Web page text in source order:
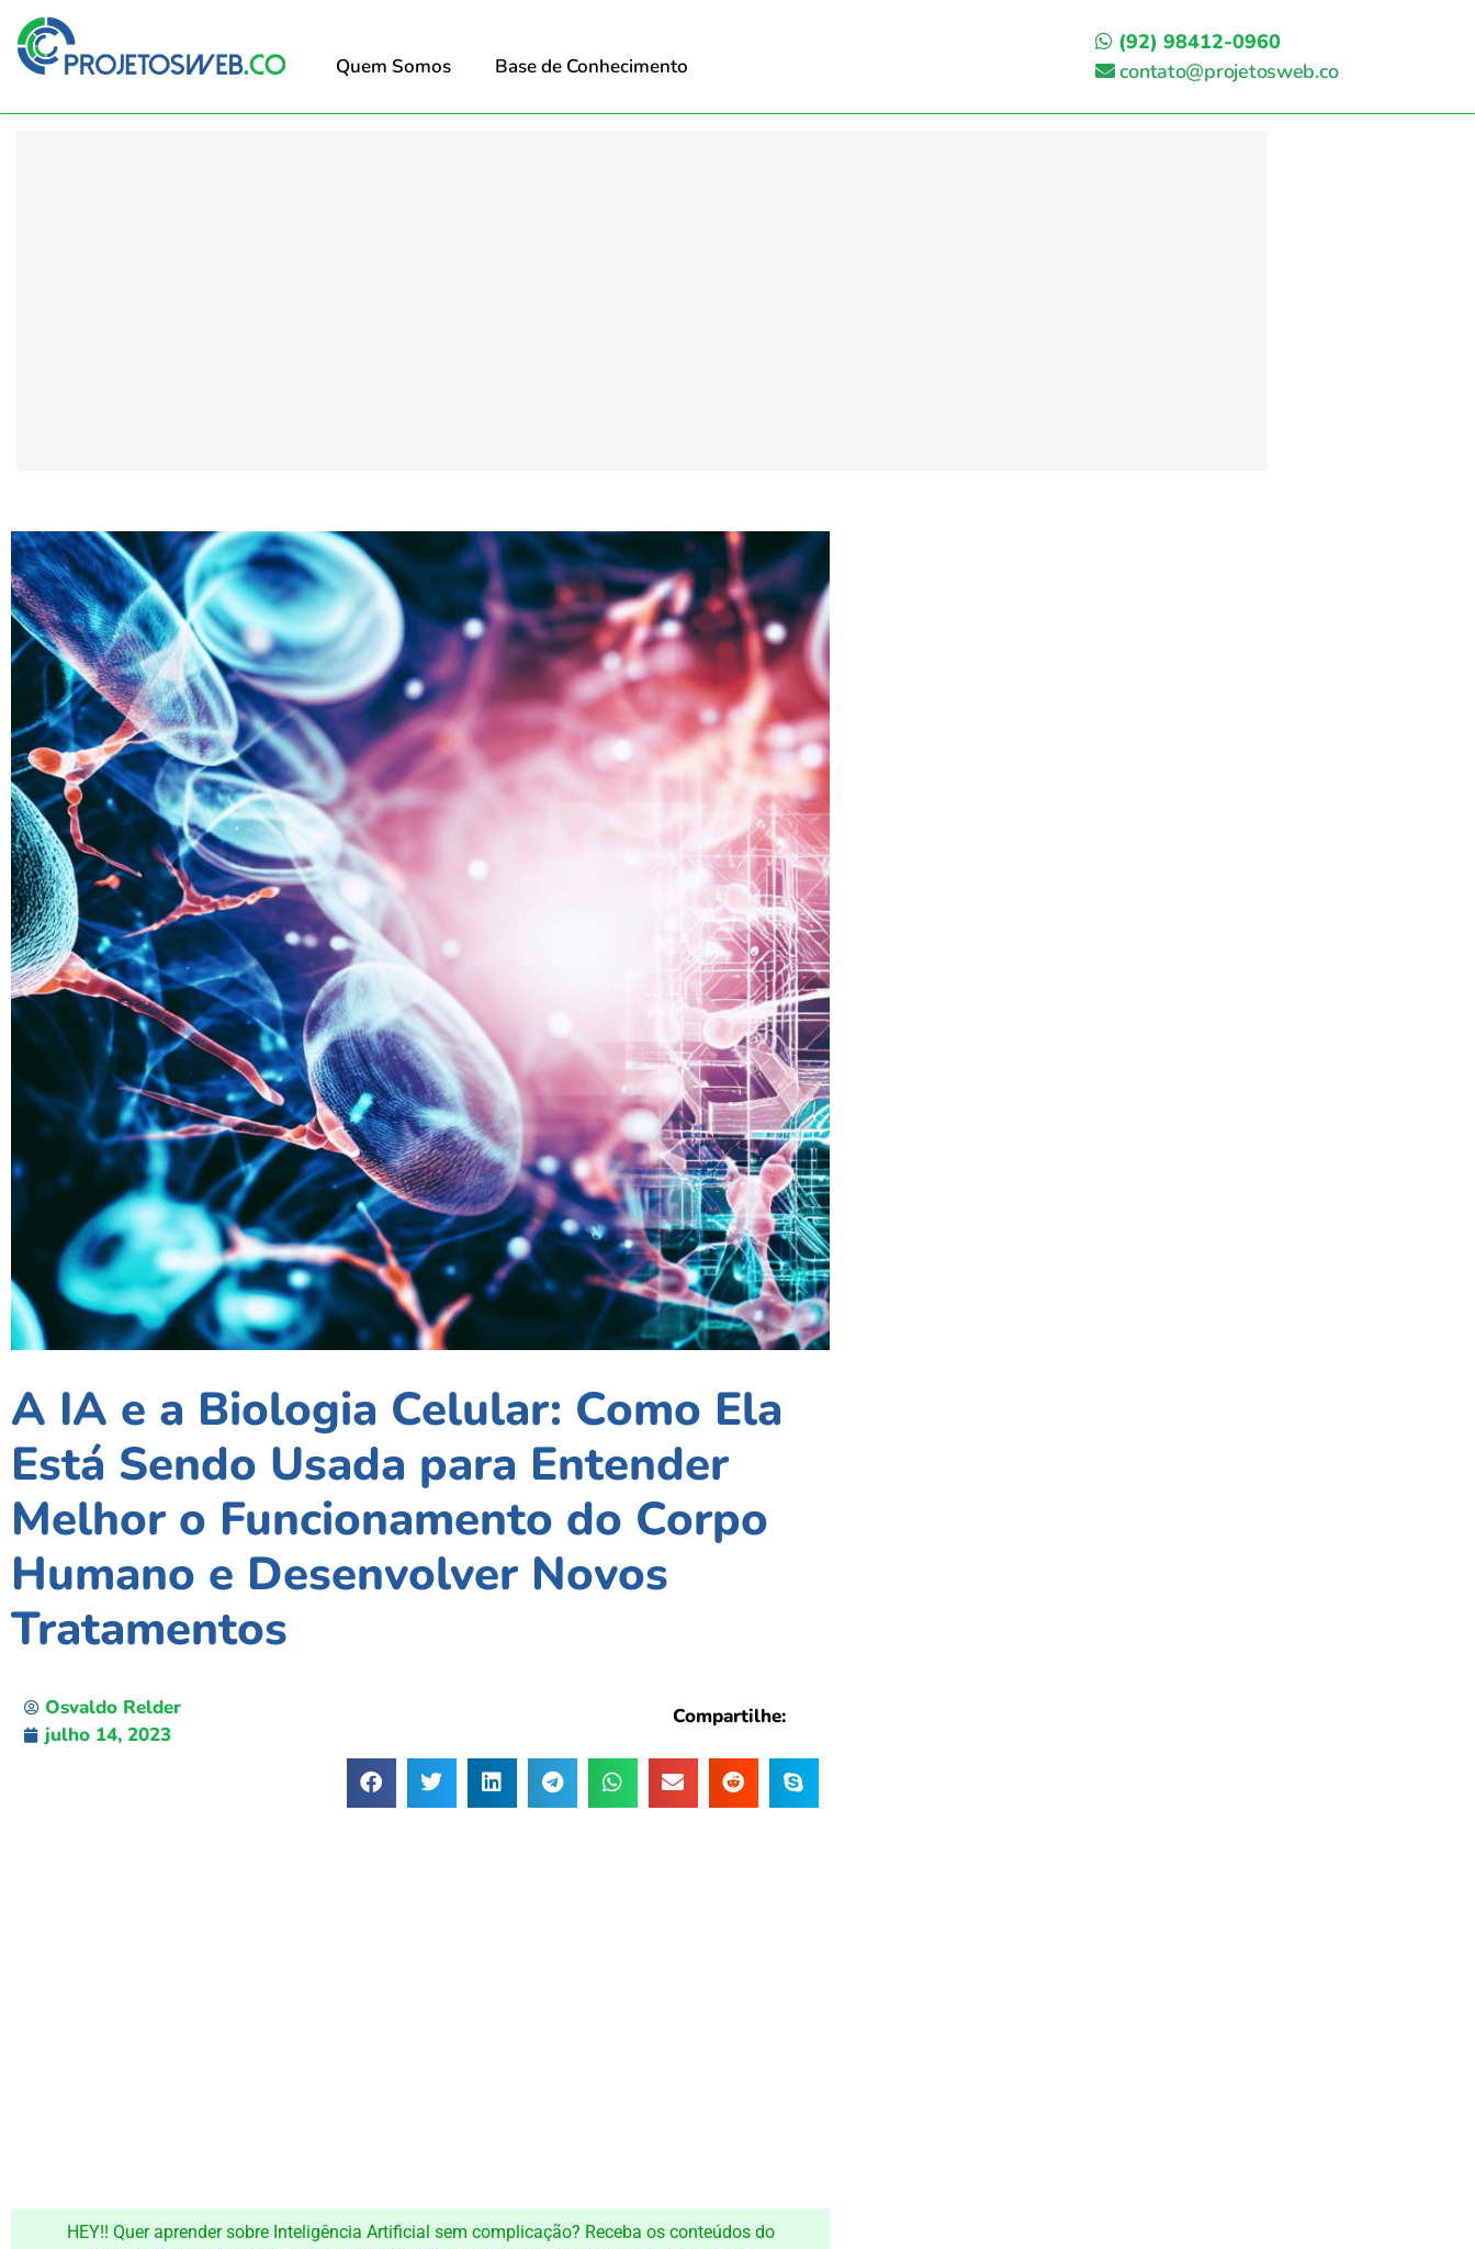
Quem Somos Base de Conhecimento
(92) 98412-0960
contato@projetosweb.co
A IA e a Biologia Celular: Como Ela
Está Sendo Usada para Entender
Melhor o Funcionamento do Corpo
Humano e Desenvolver Novos
Tratamentos
Osvaldo Relder
julho 14, 2023
Compartilhe:
HEY!! Quer aprender sobre Inteligência Artificial sem complicação? Receba os conteúdos do